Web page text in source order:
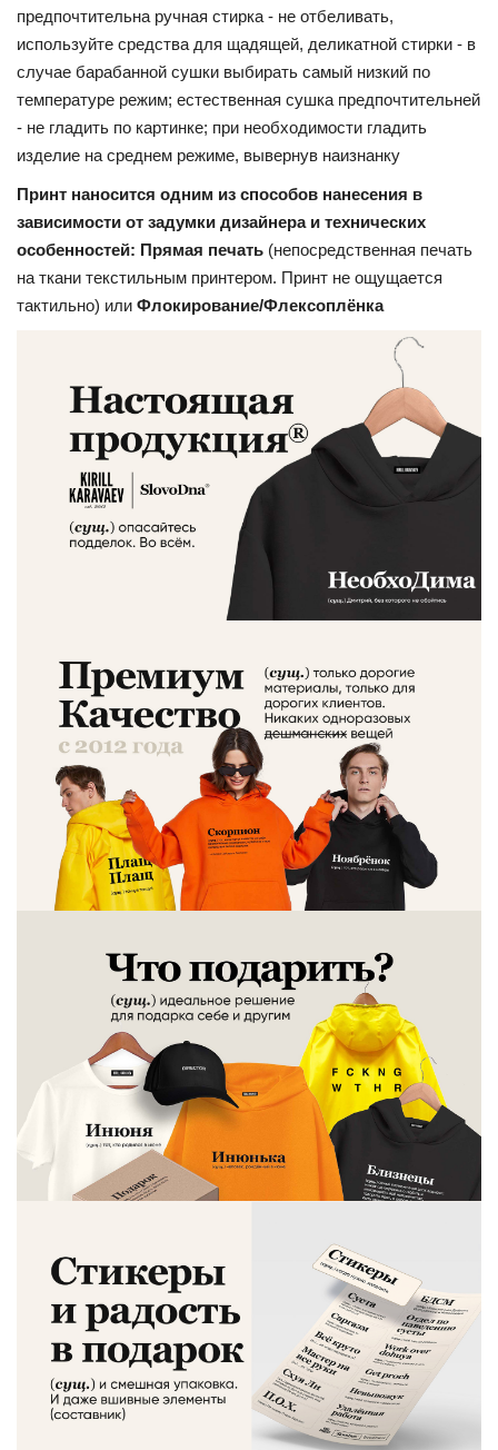
предпочтительна ручная стирка - не отбеливать,
используйте средства для щадящей, деликатной стирки - в
случае барабанной сушки выбирать самый низкий по
температуре режим; естественная сушка предпочтительней
- не гладить по картинке; при необходимости гладить
изделие на среднем режиме, вывернув наизнанку
Принт наносится одним из способов нанесения в
зависимости от задумки дизайнера и технических
особенностей: Прямая печать (непосредственная печать
на ткани текстильным принтером. Принт не ощущается
тактильно) или Флокирование/Флексоплёнка